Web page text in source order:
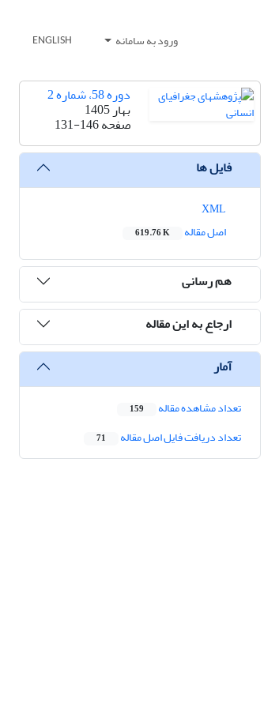
ورود به سامانه ENGLISH
دوره 58، شماره 2
بهار 1405
صفحه131-146
فایل ها
اصل مقاله
619.76 K
هم رسانی
ارجاع به این مقاله
آمار
تعداد مشاهده مقاله 159
تعداد دریافت فایل اصل مقاله 71